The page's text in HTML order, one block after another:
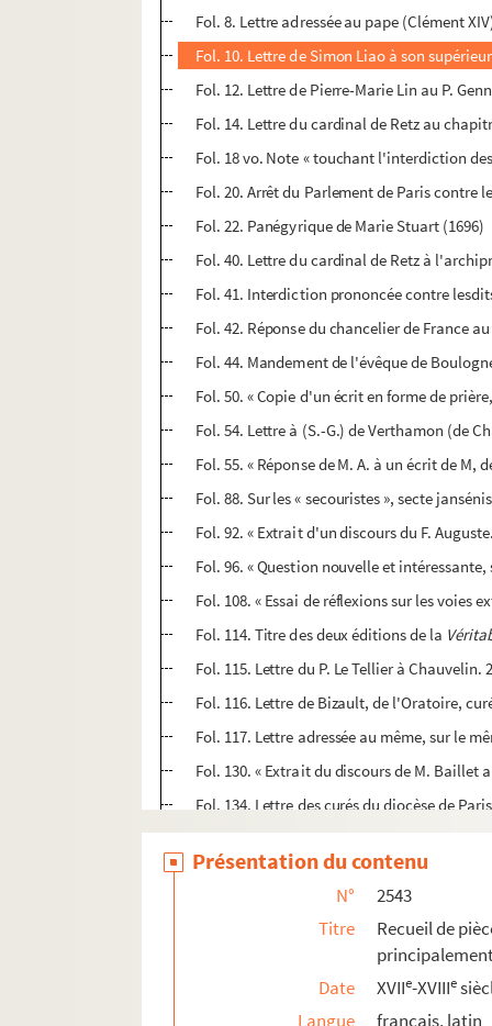
Fol. 8. Lettre adressée au pape (Clément
Fol. 10. Lettre de Simon Liao à son
Fol. 12. Lettre de Pierre-Marie Lin au P.
Fol. 14. Lettre du cardinal de Retz au
Fol. 18 vo. Note « touchant l'interdiction
Fol. 20. Arrêt du Parlement de Paris contre
Fol. 22. Panégyrique de Marie Stuart (1696)
Fol. 40. Lettre du cardinal de Retz à
Fol. 41. Interdiction prononcée contre
Fol. 42. Réponse du chancelier de France
Fol. 44. Mandement de l'évêque de
Fol. 50. « Copie d'un écrit en forme de
Fol. 54. Lettre à (S.-G.) de Verthamon (de
Fol. 55. « Réponse de M. A. à un écrit de
Fol. 88. Sur les « secouristes », secte
Fol. 92. « Extrait d'un discours du F.
Fol. 96. « Question nouvelle et
Fol. 108. « Essai de réflexions sur les voies
Fol. 114. Titre des deux éditions de la
Fol. 115. Lettre du P. Le Tellier à Chauvelin.
Fol. 116. Lettre de Bizault, de l'Oratoire,
Fol. 117. Lettre adressée au même, sur le
Fol. 130. « Extrait du discours de M. Baillet
Fol. 134. Lettre des curés du diocèse de
Fol. 170. Demande de secours pour des
Fol. 172. Mémoire sur l'élection du recteur
2545. « Mémoires historiques et
2546. « Mémoire sur le cérémonial qui se
2547. Recueil de pièces relatives à Étienne-
Présentation du contenu
N°
2543
Titre
Recueil de
Date
XVIIe-XVIIIe
Langue
français, latin